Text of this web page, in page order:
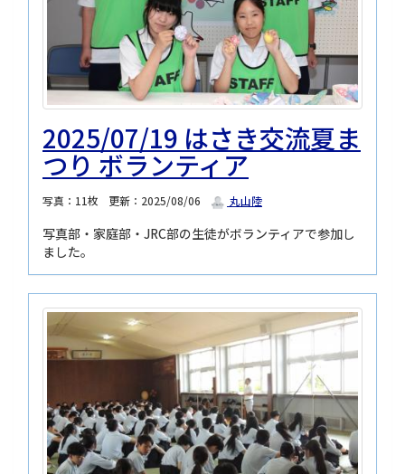
2025/07/19 はさき交流夏ま
つり ボランティア
写真：11枚 更新：2025/08/06 丸山陸
写真部・家庭部・JRC部の生徒がボランティアで参加し
ました。